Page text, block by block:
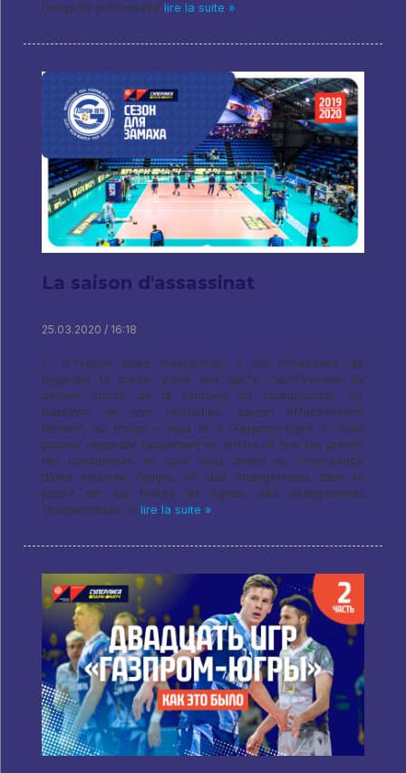
l'enqu?te pr?liminaire lire la suite »
La saison d'assassinat
25.03.2020 / 16:18
?, d'?valuer toute transaction, il est n?cessaire de
regarder la partie. paire lieu apr?s l'ach?vement du
dernier match de la semaine du championnat, les
passions se sont refroidies, saison effectivement
termin?, au moins - pour le « Gazprom-Ugra ». Vous
pouvez regarder facilement en arri?re et tirer les premi?
res conclusions. ils sont: nous avons vu l'?mergence
d'une nouvelle ?quipe, o? des changements dans le
pass? ont sur toutes les lignes, des changements
fondamentaux. si lire la suite »